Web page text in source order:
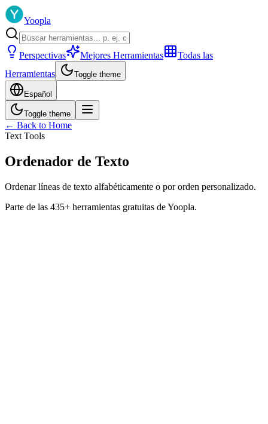
Yoopla
Perspectivas Mejores Herramientas
Todas las
Herramientas
Toggle theme
Español
Toggle theme
← Back to Home
Text Tools
Ordenador de Texto
Ordenar líneas de texto alfabéticamente o por orden personalizado.
Parte de las 435+ herramientas gratuitas de Yoopla.